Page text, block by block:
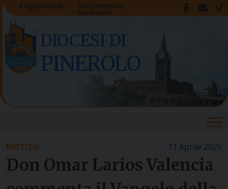
Skip
content DIOCESI DI
PINEROLO
8 Agosto 2026 San Domenico,
sacerdote
11 Aprile 2025
NOTIZIE
Don Omar Larios Valencia